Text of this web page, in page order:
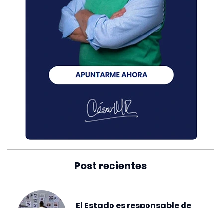
Post recientes
El Estado es responsable de